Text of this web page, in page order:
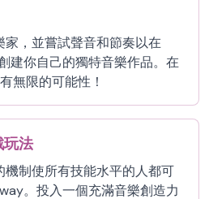
家，並嘗試聲音和節奏以在
建你自己的獨特音樂作品。在
無限的可能性！
玩法
機制使所有技能水平的人都可
。投入一個充滿音樂創造力